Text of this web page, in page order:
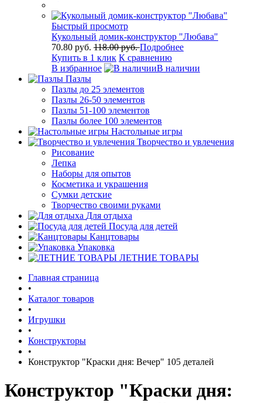
Быстрый просмотр
Кукольный домик-конструктор "Любава"
70.80 руб. 118.00 руб.Подробнее
Купить в 1 клик К сравнению
В избранное
В наличии
Пазлы
Пазлы до 25 элементов
Пазлы 26-50 элементов
Пазлы 51-100 элементов
Пазлы более 100 элементов
Настольные игры
Творчество и увлечения
Рисование
Лепка
Наборы для опытов
Косметика и украшения
Сумки детские
Творчество своими руками
Для отдыха
Посуда для детей
Канцтовары
Упаковка
ЛЕТНИЕ ТОВАРЫ
Главная страница
•
Каталог товаров
•
Игрушки
•
Конструкторы
•
Конструктор "Краски дня: Вечер" 105 деталей
Конструктор "Краски дня: